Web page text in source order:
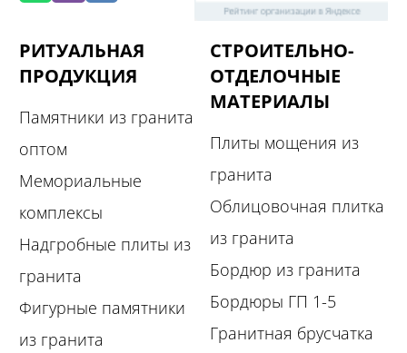
РИТУАЛЬНАЯ
ПРОДУКЦИЯ
Памятники из гранита
оптом
Мемориальные
комплексы
Надгробные плиты из
гранита
Фигурные памятники
из гранита
СТРОИТЕЛЬНО-
ОТДЕЛОЧНЫЕ
МАТЕРИАЛЫ
Плиты мощения из
гранита
Облицовочная плитка
из гранита
Бордюр из гранита
Бордюры ГП 1-5
Гранитная брусчатка